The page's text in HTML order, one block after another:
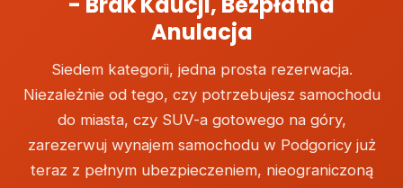
Anulacja
Siedem kategorii, jedna prosta rezerwacja.
Niezależnie od tego, czy potrzebujesz samochodu
do miasta, czy SUV-a gotowego na góry,
zarezerwuj wynajem samochodu w Podgoricy już
teraz z pełnym ubezpieczeniem, nieograniczoną